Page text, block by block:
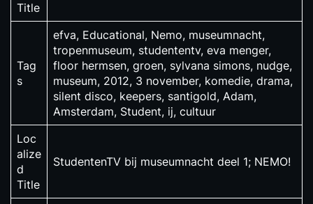
Title
Tag
s
efva, Educational, Nemo, museumnacht,
tropenmuseum, studententv, eva menger,
floor hermsen, groen, sylvana simons, nudge,
museum, 2012, 3 november, komedie, drama,
silent disco, keepers, santigold, Adam,
Amsterdam, Student, ij, cultuur
Loc
alize
d
Title
StudentenTV bij museumnacht deel 1; NEMO!